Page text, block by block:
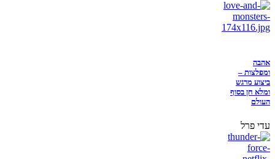
אהבה
ומפלצות –
ביצוע מרגש
ומלא חן בסוף
העולם
עדי פרל